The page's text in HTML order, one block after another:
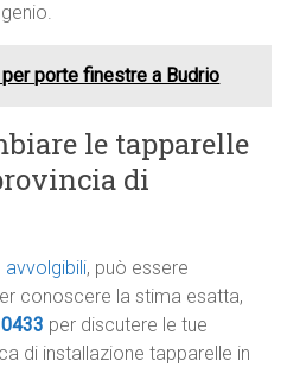
porte finestre a Budrio
le tapparelle
di
avvolgibili, può essere
conoscere la stima esatta,
per discutere le tue
di installazione tapparelle in